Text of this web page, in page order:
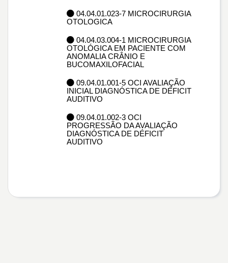
04.04.01.023-7 MICROCIRURGIA
OTOLOGICA
04.04.03.004-1 MICROCIRURGIA
OTOLÓGICA EM PACIENTE COM
ANOMALIA CRÂNIO E
BUCOMAXILOFACIAL
09.04.01.001-5 OCI AVALIAÇÃO
INICIAL DIAGNÓSTICA DE DÉFICIT
AUDITIVO
09.04.01.002-3 OCI
PROGRESSÃO DA AVALIAÇÃO
DIAGNÓSTICA DE DÉFICIT
AUDITIVO